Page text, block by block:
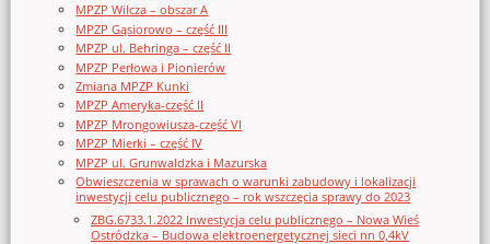
MPZP Wilcza – obszar A
MPZP Gąsiorowo – część III
MPZP ul. Behringa – część II
MPZP Perłowa i Pionierów
Zmiana MPZP Kunki
MPZP Ameryka-część II
MPZP Mrongowiusza-część VI
MPZP Mierki – część IV
MPZP ul. Grunwaldzka i Mazurska
Obwieszczenia w sprawach o warunki zabudowy i lokalizacji
inwestycji celu publicznego – rok wszczęcia sprawy do 2023
ZBG.6733.1.2022 Inwestycja celu publicznego – Nowa Wieś
Ostródzka – Budowa elektroenergetycznej sieci nn 0,4kV